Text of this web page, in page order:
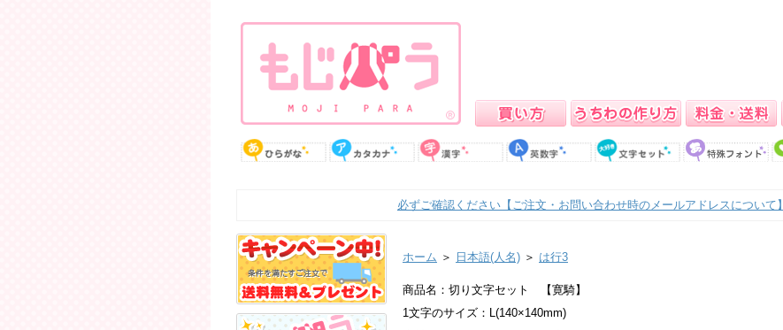
必ずご確認ください【ご注文・お問い合わせ時のメールアドレスについて】
ホーム ＞ 日本語(人名) ＞ は行3
商品名：切り文字セット 【寛騎】
1文字のサイズ：L(140×140mm)